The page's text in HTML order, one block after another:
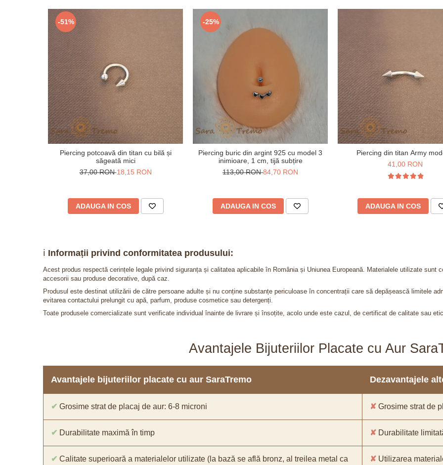
-51%
Piercing potcoavă din titan cu bilă și
săgeată mici
37,00 RON18,15 RON
ADAUGA IN COS
-25%
Piercing buric din argint 925 cu model 3
inimioare, 1 cm, tijă subțire
113,00 RON84,70 RON
ADAUGA IN COS
Piercing din titan Army
41,00 RON
ADAUGA IN COS
ℹ️ Informații privind conformitatea produsului:
Acest produs respectă cerințele legale privind siguranța și calitatea aplicabile în România și Uniunea Europeană. Materialele utilizate sunt
accesorii sau produse decorative, după caz.
Produsul este destinat utilizării de către persoane adulte și nu conține substanțe periculoase în concentrații care să depășească limitele
evitarea contactului prelungit cu apă, parfum, produse cosmetice sau detergenți.
Toate produsele comercializate sunt verificate individual înainte de livrare și însoțite, acolo unde este cazul, de certificat de calitate sau
Avantajele Bijuteriilor Placate cu Aur
Avantajele bijuteriilor placate cu aur SaraTremo Dezavantajele
✔ Grosime strat de placaj de aur: 6-8 microni ✘ Grosime strat de
✔ Durabilitate maximă în timp ✘ Durabilitate
✔ Calitate superioară a materialelor utilizate (la bază se află bronz, al treilea metal ca
✘ Utilizarea